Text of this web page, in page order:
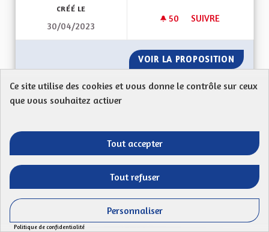
CRÉÉ LE
30/04/2023
50 50 ABONNÉS
SUIVRE
VOIR LA PROPOSITION MIEUX
danile
Mon Code postal : 67330Dernièrement j'ai remarqué
Filtrer les résultats de la catégorie : Les transitions
Les transitions énergétiques, écologiques,
CRÉÉ LE
Ce site utilise des cookies et vous donne le contrôle sur ceux
que vous souhaitez activer
Tout accepter
Tout refuser
Personnaliser
Politique de confidentialité